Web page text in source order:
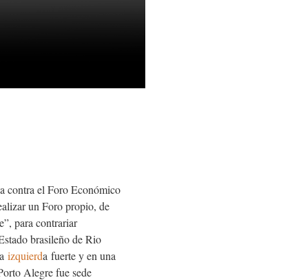
contra el Foro Económico
un Foro propio, de
para contrariar
brasileño de Rio
izquierda fuerte y en una
Alegre fue sede